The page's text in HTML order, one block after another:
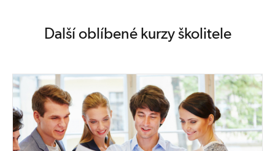
Další oblíbené kurzy školitele